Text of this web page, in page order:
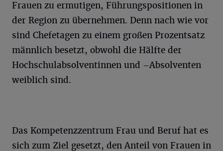
Frauen zu ermutigen, Führungspositionen in
der Region zu übernehmen. Denn nach wie vor
sind Chefetagen zu einem großen Prozentsatz
männlich besetzt, obwohl die Hälfte der
Hochschulabsolventinnen und –Absolventen
weiblich sind.
Das Kompetenzzentrum Frau und Beruf hat es
sich zum Ziel gesetzt, den Anteil von Frauen in